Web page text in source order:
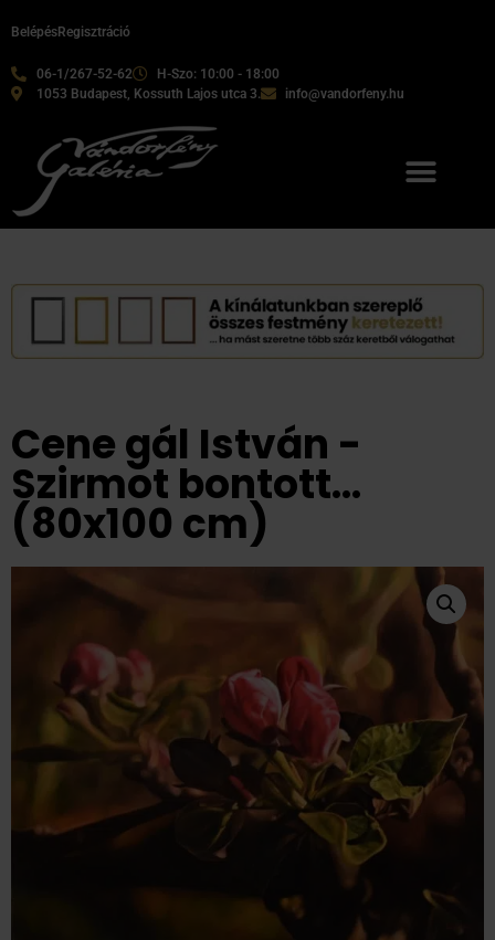
06-1/267-52-62
H-Szo: 10:00 - 18:00
1053 Budapest, Kossuth Lajos utca 3.
info@vandorfeny.hu
BelépésRegisztráció
Cene gál István -
Szirmot bontott…
(80x100 cm)